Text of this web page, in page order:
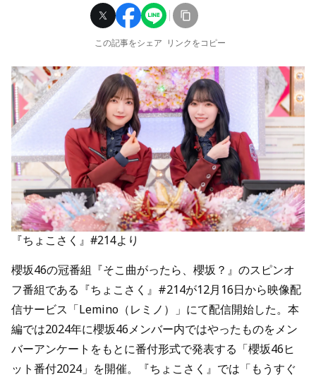
この記事をシェア リンクをコピー
『ちょこさく』#214より
櫻坂46の冠番組『そこ曲がったら、櫻坂？』のスピンオ
フ番組である『ちょこさく』#214が12月16日から映像配
信サービス「Lemino（レミノ）」にて配信開始した。本
編では2024年に櫻坂46メンバー内ではやったものをメン
バーアンケートをもとに番付形式で発表する「櫻坂46ヒ
ット番付2024」を開催。『ちょこさく』では「もうすぐ